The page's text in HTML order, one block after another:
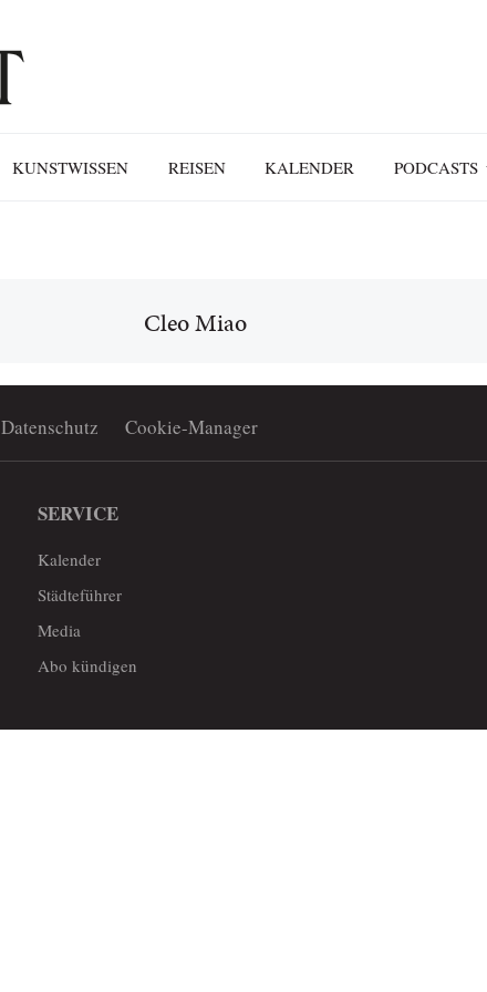
KUNSTWISSEN REISEN KALENDER PODCASTS
Cleo Miao
Datenschutz Cookie-Manager
SERVICE
Kalender
Städteführer
Media
Abo kündigen